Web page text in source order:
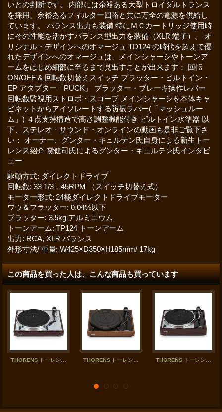
いとの判断です。 内部には余裕ある大型トロイダルトランス
を採用、余裕あるフィルター回路と共に万全の電源を供給し
ています。 バランス出力も装備 特にＭＣカートリッジ使用時
にその性能を活かすバランス型出力を装備（XLR 端子）。 オ
リジナル・デザインへのオマージュ TD124 の時代を超えて優
れたデザインへのオマージュは、メインシャーシやトーンア
ームをはじめ細部に至るまで見出すことが出来ます： 回転
ON/OFF & 回転数切替えスイッチ プラッター・ビルトイン・
EP アダプター「PUCK」 プラッター・ブレーキ操作レバー
回転数監視用ストロボ・スコープ メインシャーシを本体キャ
ビネットからアイソレートする防振ラバー(「マッシュルー
ム」) ４点支持構造で高さ調整機能付き ビルトイン水準器 以
下、ステレオ・サウンド・オンラインの動画も是非ご覧下さ
い： オーナー、グンター・キュルテン氏自身による新生トー
レンス紹介 黛健司氏によるグンター・キュルテン氏インタビ
ュー
駆動方式: ダイレクトドライブ
回転数: 33 1/3，45RPM （スイッチ切替え式）
モーター形式: 24極ダイレクトドライブモーター
ワウ＆フラッター: 0.04%以下
プラッター: 3.5kg アルミニウム
トーンアーム: TP124 トーンアーム
出力: RCA, XLR バランス
外形寸法/ 重量: W425×D350×H185mm/ 17kg
この商品を買った人は、こんな商品も買っています
THORENS トーレンス／TD403DD アナログ・プレーヤー THORENS トーレンス／TD403DD Oak アナログ・プレーヤー THORENS トーレンス／TD1500 アナログ・プレーヤー